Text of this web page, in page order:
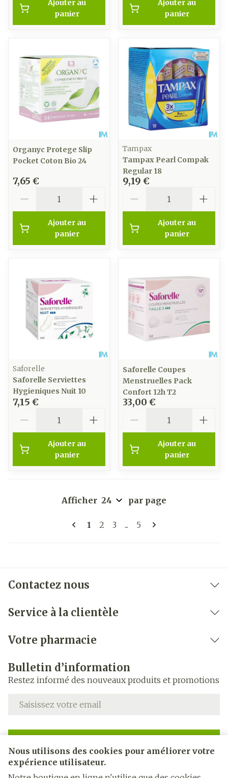
Nous utilisons des cookies pour améliorer votre
expérience utilisateur.
Ajouter au
panier
Ajouter au
panier
Organyc Protege Slip
Pocket Coton Bio 24
7,65 €
Ajouter au
panier
Tampax
Tampax Pearl Compak
Regular 18
9,19 €
Ajouter au
panier
Saforelle
Saforelle Serviettes
Hygieniques Nuit 10
7,15 €
Ajouter au
panier
Saforelle Coupes
Menstruelles Pack
Confort 12h T2
33,00 €
Ajouter au
panier
Pages
Vous lisez actuellement la page
1 Page
2 Page
3 ... Page
5
Afficher par page
Contactez nous
Service à la clientèle
Votre pharmacie
Bulletin d’information
Restez informé des nouveaux produits et promotions
Adresse mail
En cliquant sur s'abonner, vous vous abonnez à notre
newsletter et acceptez notrepolitique de confidentialité